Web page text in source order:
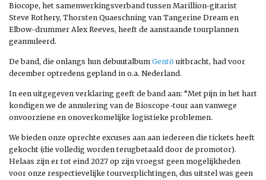
Biocope, het samenwerkingsverband tussen Marillion-gitarist
Steve Rothery, Thorsten Quaeschning van Tangerine Dream en
Elbow-drummer Alex Reeves, heeft de aanstaande tourplannen
geannuleerd.
De band, die onlangs hun debuutalbum Gentō uitbracht, had voor
december optredens gepland in o.a. Nederland.
In een uitgegeven verklaring geeft de band aan: “Met pijn in het hart
kondigen we de annulering van de Bioscope-tour aan vanwege
onvoorziene en onoverkomelijke logistieke problemen.
We bieden onze oprechte excuses aan aan iedereen die tickets heeft
gekocht (die volledig worden terugbetaald door de promotor).
Helaas zijn er tot eind 2027 op zijn vroegst geen mogelijkheden
voor onze respectievelijke tourverplichtingen, dus uitstel was geen